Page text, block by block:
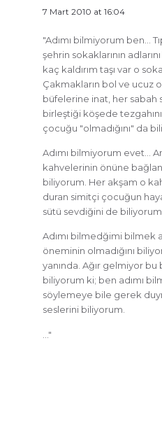
7 Mart 2010 at 16:04
"Adımı bilmiyorum ben…
şehrin sokaklarının
kaç kaldırım taşı var o
Çakmakların bol ve ucuz
büfelerine inat, her sabah
birleştiği köşede
çocuğu "olmadığını" da
Adımı bilmiyorum evet…
kahvelerinin önüne
biliyorum. Her akşam o
duran simitçi çocuğun
sütü sevdiğini de biliyorum.
Adımı bilmedğimi bilmek
öneminin olmadığını
yanında. Ağır gelmiyor
biliyorum ki; ben adımı
söylemeye bile gerek
seslerini biliyorum.
…"